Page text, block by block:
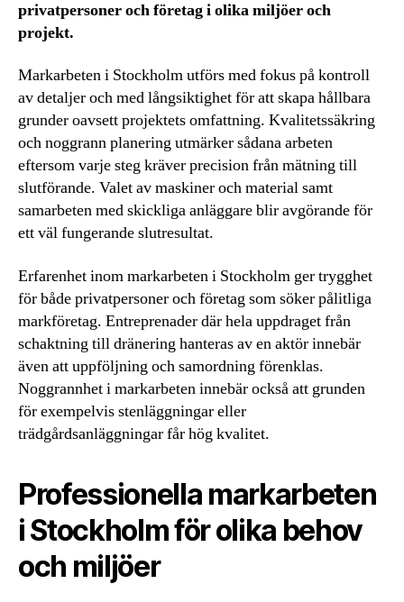
privatpersoner och företag i olika miljöer och
projekt.
Markarbeten i Stockholm utförs med fokus på kontroll
av detaljer och med långsiktighet för att skapa hållbara
grunder oavsett projektets omfattning. Kvalitetssäkring
och noggrann planering utmärker sådana arbeten
eftersom varje steg kräver precision från mätning till
slutförande. Valet av maskiner och material samt
samarbeten med skickliga anläggare blir avgörande för
ett väl fungerande slutresultat.
Erfarenhet inom markarbeten i Stockholm ger trygghet
för både privatpersoner och företag som söker pålitliga
markföretag. Entreprenader där hela uppdraget från
schaktning till dränering hanteras av en aktör innebär
även att uppföljning och samordning förenklas.
Noggrannhet i markarbeten innebär också att grunden
för exempelvis stenläggningar eller
trädgårdsanläggningar får hög kvalitet.
Professionella markarbeten
i Stockholm för olika behov
och miljöer